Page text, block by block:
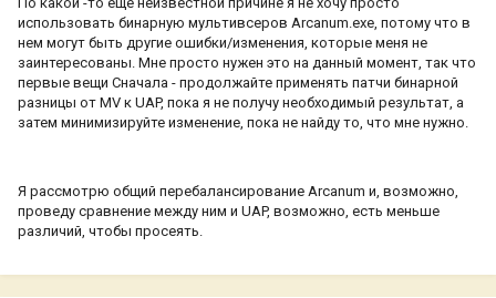
использовать бинарную мультивсеров Arcanum.exe, потому что в
нем могут быть другие ошибки/изменения, которые меня не
заинтересованы. Мне просто нужен это на данный момент, так что
первые вещи Сначала - продолжайте применять патчи бинарной
разницы от MV к UAP, пока я не получу необходимый результат, а
затем минимизируйте изменение, пока не найду то, что мне нужно.
Я рассмотрю общий перебалансирование Arcanum и, возможно,
проведу сравнение между ним и UAP, возможно, есть меньше
различий, чтобы просеять.